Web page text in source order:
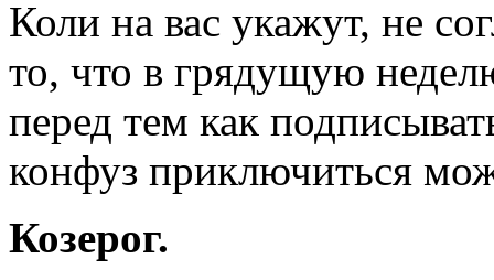
Коли на вас укажут, не
то, что в грядущую
перед тем как
конфуз приключиться
Козерог.